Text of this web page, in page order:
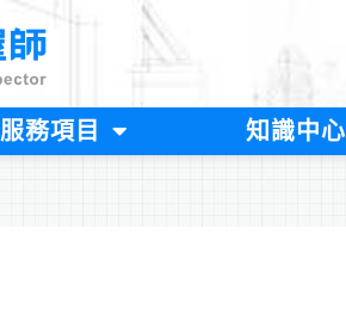
服務項目 知識中心